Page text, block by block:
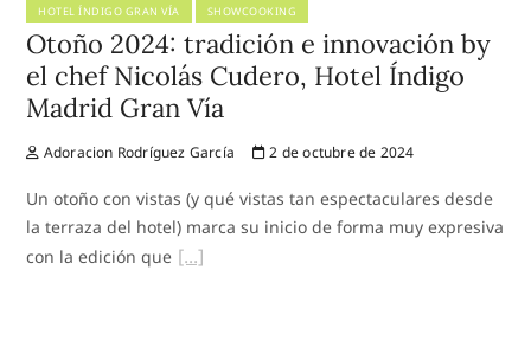
HOTEL ÍNDIGO GRAN VÍA
SHOWCOOKING
Otoño 2024: tradición e innovación by
el chef Nicolás Cudero, Hotel Índigo
Madrid Gran Vía
Adoracion Rodríguez García 2 de octubre de 2024
Un otoño con vistas (y qué vistas tan espectaculares desde
la terraza del hotel) marca su inicio de forma muy expresiva
con la edición que